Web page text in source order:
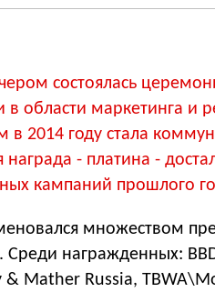
состоялась
в области маркетинга и
2014 году стала
- платина -
кампаний прошлого
множеством
награжденных:
& Mather Russia,